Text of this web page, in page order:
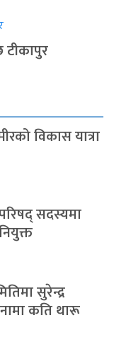
विकास यात्रा
परिषद् सदस्यमा
सुरेन्द्र
कति थारू